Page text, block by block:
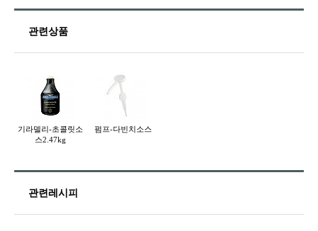
관련상품
기라델리-초콜릿소
스2.47kg
펌프-다빈치소스
관련레시피